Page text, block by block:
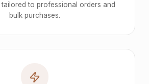
to professional orders and
bulk purchases.